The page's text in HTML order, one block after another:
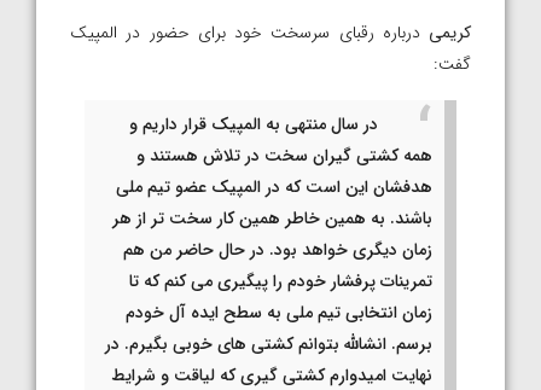
کریمی درباره رقبای سرسخت خود برای حضور در المپیک
گفت:
در سال منتهی‌ به المپیک قرار داریم و
همه کشتی گیران سخت در تلاش هستند و
هدفشان این است که در المپیک عضو تیم ملی
باشند. به همین خاطر همین کار سخت تر از هر
زمان دیگری خواهد بود. در حال حاضر من هم
تمرینات پرفشار خودم را پیگیری می کنم که تا
زمان انتخابی تیم ملی به سطح ایده آل خودم
برسم. انشالله بتوانم کشتی های خوبی بگیرم. در
نهایت امیدوارم کشتی گیری که لیاقت و شرایط